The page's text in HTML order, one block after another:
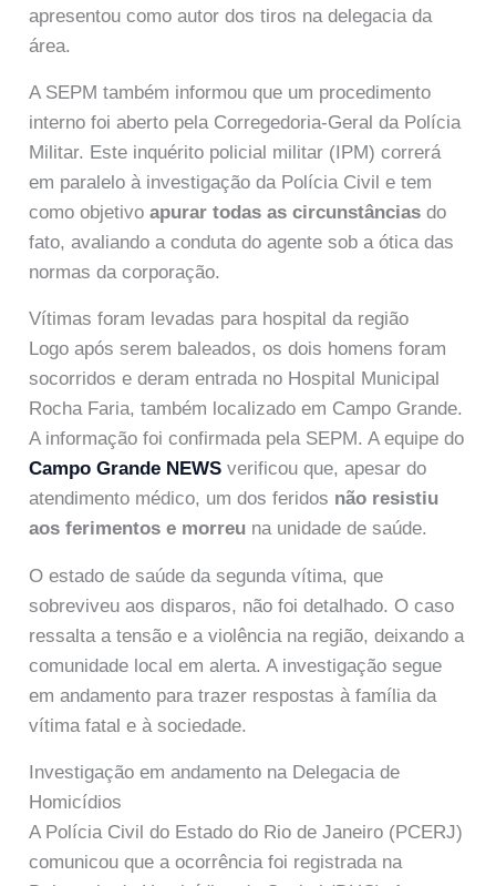
apresentou como autor dos tiros na delegacia da
área.
A SEPM também informou que um procedimento
interno foi aberto pela Corregedoria-Geral da Polícia
Militar. Este inquérito policial militar (IPM) correrá
em paralelo à investigação da Polícia Civil e tem
como objetivoapurar todas as circunstâncias do
fato, avaliando a conduta do agente sob a ótica das
normas da corporação.
Vítimas foram levadas para hospital da região
Logo após serem baleados, os dois homens foram
socorridos e deram entrada no Hospital Municipal
Rocha Faria, também localizado em Campo Grande.
A informação foi confirmada pela SEPM. A equipe do
Campo Grande NEWS verificou que, apesar do
atendimento médico, um dos feridos não resistiu
aos ferimentos e morreu na unidade de saúde.
O estado de saúde da segunda vítima, que
sobreviveu aos disparos, não foi detalhado. O caso
ressalta a tensão e a violência na região, deixando a
comunidade local em alerta. A investigação segue
em andamento para trazer respostas à família da
vítima fatal e à sociedade.
Investigação em andamento na Delegacia de
Homicídios
A Polícia Civil do Estado do Rio de Janeiro (PCERJ)
comunicou que a ocorrência foi registrada na